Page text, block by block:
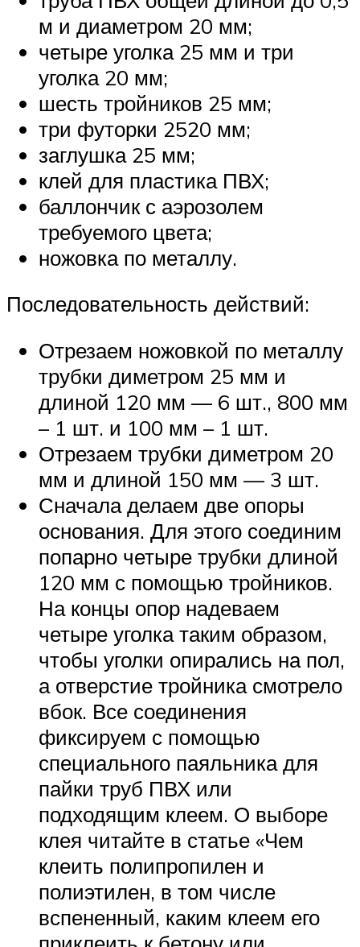
м и диаметром 20 мм;
четыре уголка 25 мм и три
уголка 20 мм;
шесть тройников 25 мм;
три футорки 2520 мм;
заглушка 25 мм;
клей для пластика ПВХ;
баллончик с аэрозолем
требуемого цвета;
ножовка по металлу.
Последовательность действий:
Отрезаем ножовкой по металлу
трубки диметром 25 мм и
длиной 120 мм — 6 шт., 800 мм
– 1 шт. и 100 мм – 1 шт.
Отрезаем трубки диметром 20
мм и длиной 150 мм — 3 шт.
Сначала делаем две опоры
основания. Для этого соединим
попарно четыре трубки длиной
120 мм с помощью тройников.
На концы опор надеваем
четыре уголка таким образом,
чтобы уголки опирались на пол,
а отверстие тройника смотрело
вбок. Все соединения
фиксируем с помощью
специального паяльника для
пайки труб ПВХ или
подходящим клеем. О выборе
клея читайте в статье «Чем
клеить полипропилен и
полиэтилен, в том числе
вспененный, каким клеем его